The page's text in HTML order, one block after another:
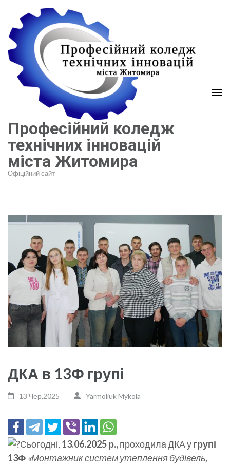
вмісту
(натисніть
Enter)
Професійний коледж
технічних інновацій
міста Житомира
Офіційний сайт
ДКА в 13Ф групі
13 Чер,2025 Yarmoliuk Mykola
Сьогодні, 13.06.2025 р.,проходила ДКА угрупі
13Ф «Монтажник систем утеплення будівель,